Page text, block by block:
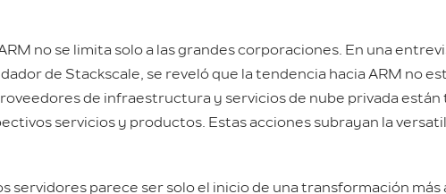
no se limita solo a las grandes corporaciones. En una
de Stackscale, se reveló que la tendencia hacia ARM no
de infraestructura y servicios de nube privada
servicios y productos. Estas acciones subrayan la
servidores parece ser solo el inicio de una transformación